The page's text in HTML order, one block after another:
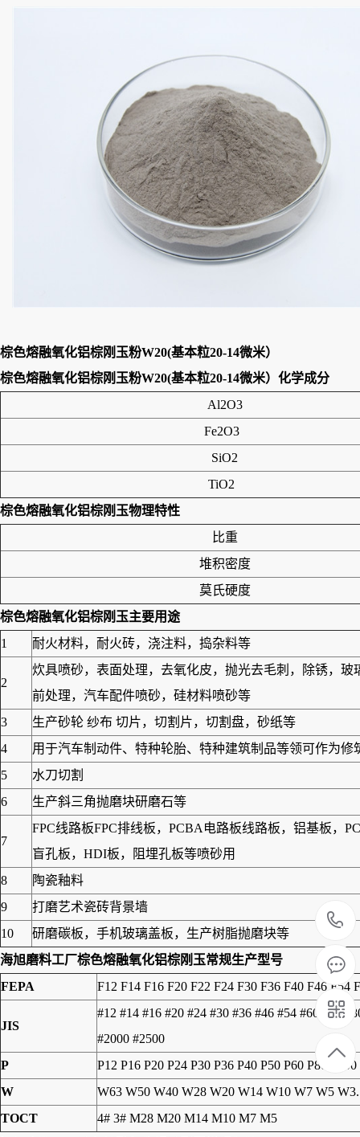
棕色熔融氧化铝棕刚玉粉W20(基本粒20-14微米）
棕色熔融氧化铝棕刚玉粉W20(基本粒20-14微米） 化学成分
Al2O3
Fe2O3
SiO2
TiO2
棕色熔融氧化铝棕刚玉物理特性
比重
堆积密度
莫氏硬度
棕色熔融氧化铝棕刚玉主要用途
1
耐火材料，耐火砖，浇注料，捣杂料等
2
炊具喷砂，表面处理，去氧化皮，抛光去毛刺，除锈，
前处理，汽车配件喷砂，硅材料喷砂等
3
生产砂轮 纱布 切片，切割片，切割盘，砂纸等
4
用于汽车制动件、特种轮胎、特种建筑制品等领可作为
5
水刀切割
6
生产斜三角抛磨块研磨石等
7
FPC线路板FPC排线板，PCBA电路板线路板，铝基板，
盲孔板，HDI板，阻埋孔板等喷砂用
8
陶瓷釉料
9
打磨艺术瓷砖背景墙
10
研磨碳板，手机玻璃盖板，生产树脂抛磨块等
海旭磨料工厂棕色熔融氧化铝棕刚玉常规生产型号
FEPA
F12 F14 F16 F20 F22 F24 F30 F36 F40 F46 F54
JIS
#12 #14 #16 #20 #24 #30 #36 #46 #54 #60 #70
#2000 #2500
P
P12 P16 P20 P24 P30 P36 P40 P50 P60 P80
W
W63 W50 W40 W28 W20 W14 W10 W7 W5
TOCT
4# 3# M28 M20 M14 M10 M7 M5